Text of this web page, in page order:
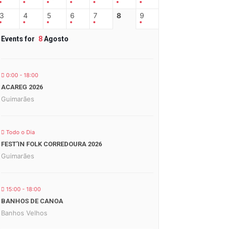
3 4 5 6 7 8 9
Events for 8Agosto
0:00 - 18:00
ACAREG 2026
Guimarães
Todo o Dia
FEST’IN FOLK CORREDOURA 2026
Guimarães
15:00 - 18:00
BANHOS DE CANOA
Banhos Velhos